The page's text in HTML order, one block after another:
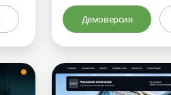
Демоверсия